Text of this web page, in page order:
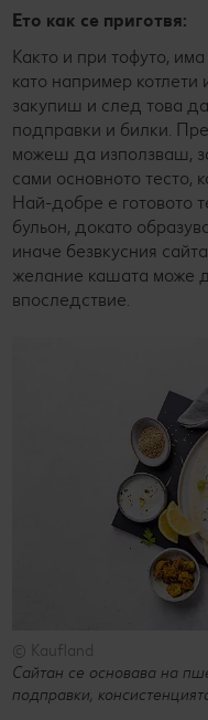
© Kaufland
Сайтан се основава на
подправки,
Ето как се приготвя:
Както и при тофуто,
като например
закупиш и след това
подправки и билки.
можеш да използваш,
сами основното тесто,
Най-добре е готовото
бульон, докато
иначе безвкусния
желание кашата може
впоследствие.